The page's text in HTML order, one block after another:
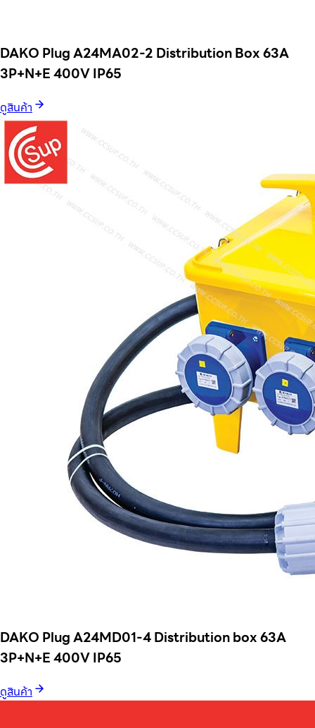
DAKO Plug A24MA02-2 Distribution Box 63A
3P+N+E 400V IP65
ดูสินค้า
DAKO Plug A24MD01-4 Distribution box 63A
3P+N+E 400V IP65
ดูสินค้า